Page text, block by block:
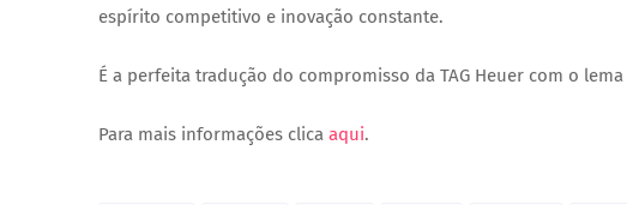
espírito competitivo e inovação constante.
É a perfeita tradução do compromisso da TAG Heuer com o lema
Para mais informações clica aqui.